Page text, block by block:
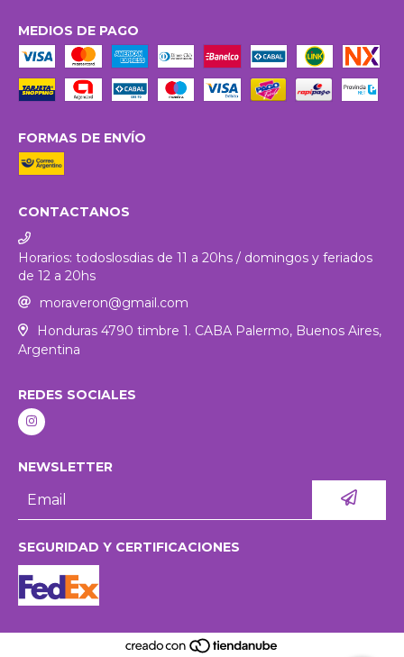
MEDIOS DE PAGO
FORMAS DE ENVÍO
CONTACTANOS
Horarios: todoslosdias de 11 a 20hs / domingos y feriados
de 12 a 20hs
moraveron@gmail.com
Honduras 4790 timbre 1. CABA Palermo, Buenos Aires,
Argentina
REDES SOCIALES
NEWSLETTER
SEGURIDAD Y CERTIFICACIONES